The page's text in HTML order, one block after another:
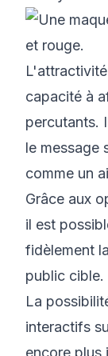
capacité à
percutants.
le message
comme un
Grâce aux
il est
fidèlement
public cible.
La
interactifs
encore plus